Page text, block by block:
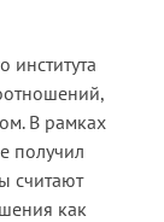
В рамках
получил
считают
как